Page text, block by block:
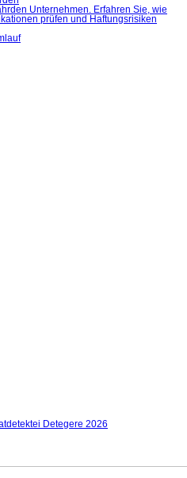
Detegere 2026